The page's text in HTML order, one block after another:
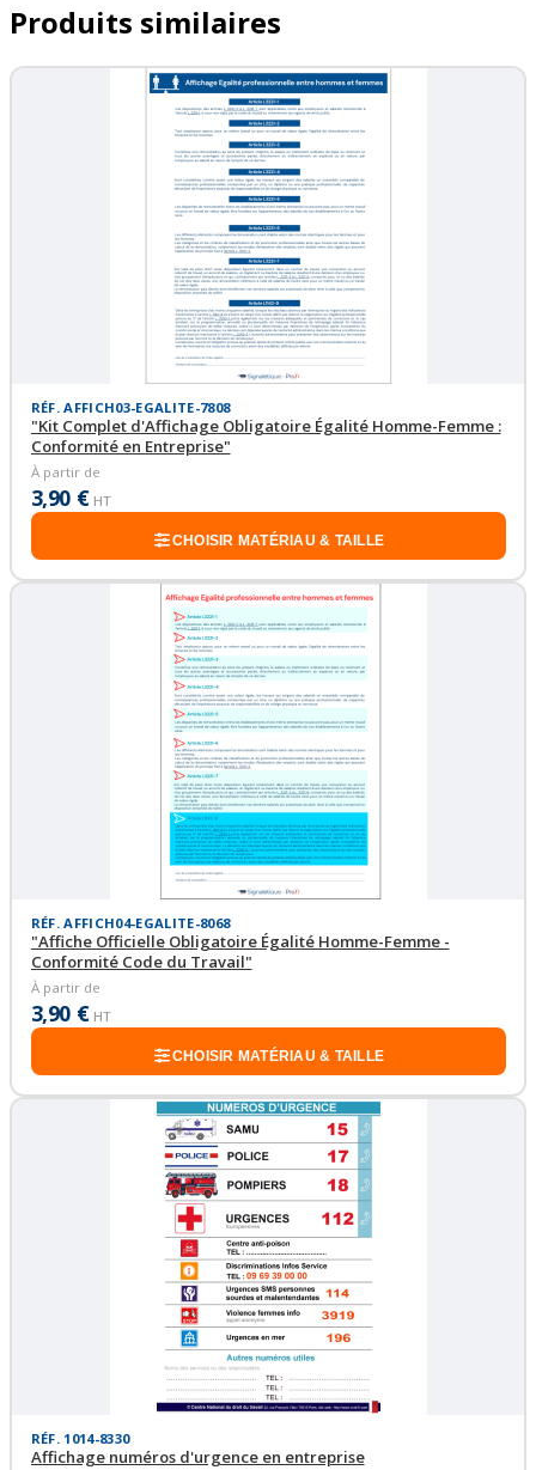
Produits similaires
RÉF. AFFICH03-EGALITE-7808
"Kit Complet d'Affichage Obligatoire Égalité Homme-Femme :
Conformité en Entreprise"
À partir de
3,90 € HT
CHOISIR MATÉRIAU & TAILLE
RÉF. AFFICH04-EGALITE-8068
"Affiche Officielle Obligatoire Égalité Homme-Femme -
Conformité Code du Travail"
À partir de
3,90 € HT
CHOISIR MATÉRIAU & TAILLE
RÉF. 1014-8330
Affichage numéros d'urgence en entreprise